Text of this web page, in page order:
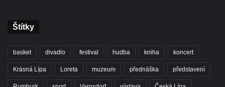
Štítky
basket divadlo festival hudba kniha koncert
Krásná Lípa Loreta muzeum přednáška představení